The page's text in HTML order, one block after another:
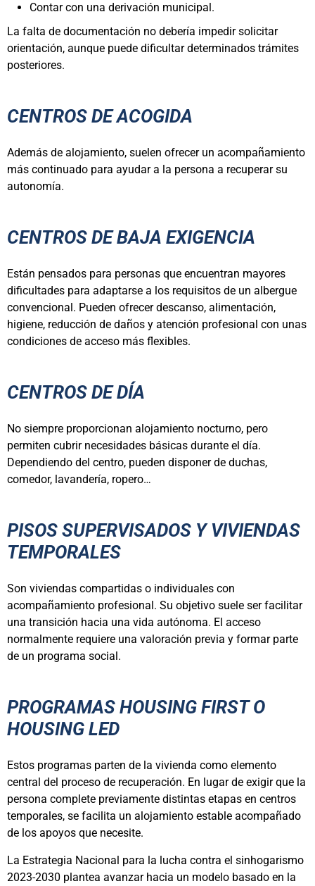
Contar con una derivación municipal.
La falta de documentación no debería impedir solicitar
orientación, aunque puede dificultar determinados trámites
posteriores.
CENTROS DE ACOGIDA
Además de alojamiento, suelen ofrecer un acompañamiento
más continuado para ayudar a la persona a recuperar su
autonomía.
CENTROS DE BAJA EXIGENCIA
Están pensados para personas que encuentran mayores
dificultades para adaptarse a los requisitos de un albergue
convencional. Pueden ofrecer descanso, alimentación,
higiene, reducción de daños y atención profesional con unas
condiciones de acceso más flexibles.
CENTROS DE DÍA
No siempre proporcionan alojamiento nocturno, pero
permiten cubrir necesidades básicas durante el día.
Dependiendo del centro, pueden disponer de duchas,
comedor, lavandería, ropero…
PISOS SUPERVISADOS Y VIVIENDAS
TEMPORALES
Son viviendas compartidas o individuales con
acompañamiento profesional. Su objetivo suele ser facilitar
una transición hacia una vida autónoma. El acceso
normalmente requiere una valoración previa y formar parte
de un programa social.
PROGRAMAS HOUSING FIRST O
HOUSING LED
Estos programas parten de la vivienda como elemento
central del proceso de recuperación. En lugar de exigir que la
persona complete previamente distintas etapas en centros
temporales, se facilita un alojamiento estable acompañado
de los apoyos que necesite.
La Estrategia Nacional para la lucha contra el sinhogarismo
2023-2030 plantea avanzar hacia un modelo basado en la